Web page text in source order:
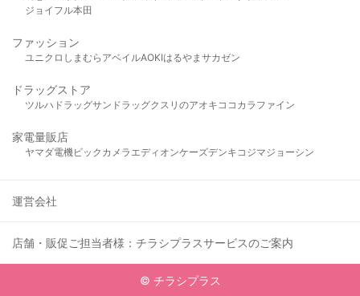
ジョイフル本田
ファッション
ユニクロ しまむら アベイルAOKIはるやま サカゼン
ドラッグストア
ツルハドラッグサンドラッグクスリのアオキ ココカラファイン
家電量販店
ヤマダ電機ビックカメラ エディオンケーズデンキ コジマジョーシン
運営会社
店舗・販促ご担当者様：チラシプラスサービスのご案内
© チラシプラス